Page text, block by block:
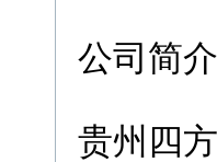
公司简介
贵州四